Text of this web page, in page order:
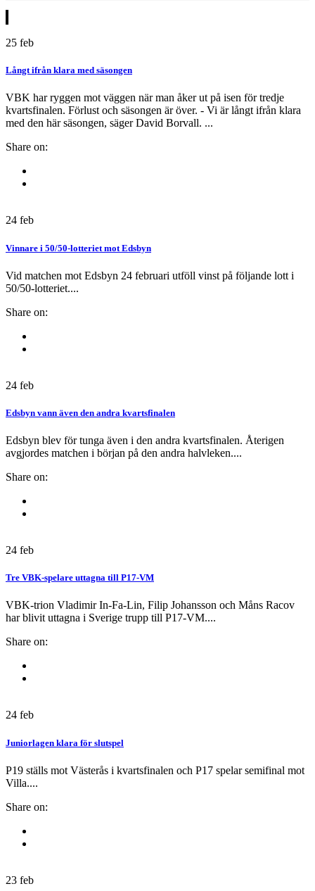
25 feb
Långt ifrån klara med säsongen
VBK har ryggen mot väggen när man åker ut på isen för tredje
kvartsfinalen. Förlust och säsongen är över. - Vi är långt ifrån klara
med den här säsongen, säger David Borvall. ...
Share on:
24 feb
Vinnare i 50/50-lotteriet mot Edsbyn
Vid matchen mot Edsbyn 24 februari utföll vinst på följande lott i
50/50-lotteriet....
Share on:
24 feb
Edsbyn vann även den andra kvartsfinalen
Edsbyn blev för tunga även i den andra kvartsfinalen. Återigen
avgjordes matchen i början på den andra halvleken....
Share on:
24 feb
Tre VBK-spelare uttagna till P17-VM
VBK-trion Vladimir In-Fa-Lin, Filip Johansson och Måns Racov
har blivit uttagna i Sverige trupp till P17-VM....
Share on:
24 feb
Juniorlagen klara för slutspel
P19 ställs mot Västerås i kvartsfinalen och P17 spelar semifinal mot
Villa....
Share on:
23 feb